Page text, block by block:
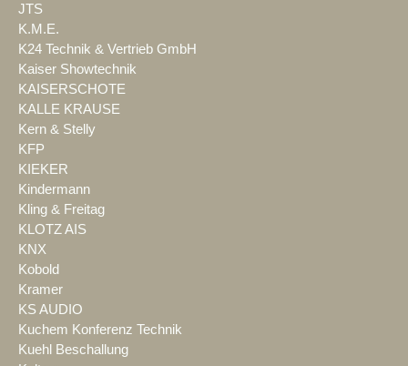
JTS
K.M.E.
K24 Technik & Vertrieb GmbH
Kaiser Showtechnik
KAISERSCHOTE
KALLE KRAUSE
Kern & Stelly
KFP
KIEKER
Kindermann
Kling & Freitag
KLOTZ AIS
KNX
Kobold
Kramer
KS AUDIO
Kuchem Konferenz Technik
Kuehl Beschallung